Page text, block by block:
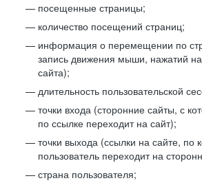
посещенные страницы;
количество посещений страниц;
информация о перемещении по
запись движения мыши, нажатий
сайта);
длительность пользовательской
точки входа (сторонние сайты, с
по ссылке переходит на сайт);
точки выхода (ссылки на сайте, по
пользователь переходит на
страна пользователя;